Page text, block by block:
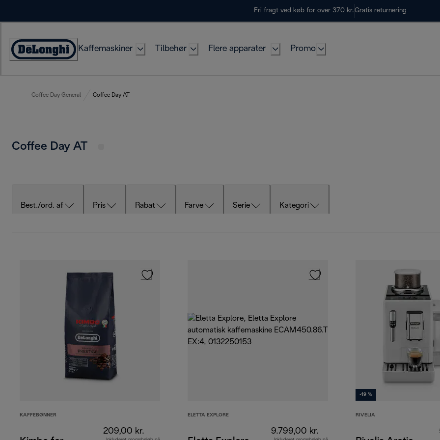
Fri fragt ved køb for over 370 kr.Gratis returnering
Accessibility
Kaffemaskiner Tilbehør Flere apparater Promo
Coffee Day General Coffee Day AT
Coffee Day AT
Best./ord. af Pris Rabat Farve Serie Kategori
KAFFEBØNNER
209,00 kr.
ELETTA EXPLORE
9.799,00 kr.
-19 %
RIVELIA